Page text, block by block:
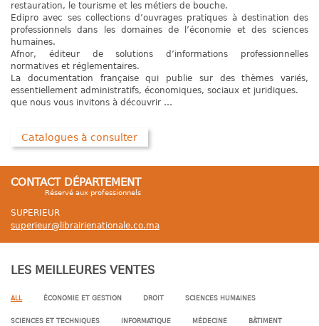
restauration, le tourisme et les métiers de bouche.
Edipro avec ses collections d’ouvrages pratiques à destination des
professionnels dans les domaines de l’économie et des sciences
humaines.
Afnor, éditeur de solutions d’informations professionnelles
normatives et réglementaires.
La documentation française qui publie sur des thèmes variés,
essentiellement administratifs, économiques, sociaux et juridiques.
que nous vous invitons à découvrir …
Catalogues à consulter
CONTACT DÉPARTEMENT
Réservé aux professionnels
SUPERIEUR
superieur@librairienationale.co.ma
LES MEILLEURES VENTES
ALL ÉCONOMIE ET GESTION DROIT SCIENCES HUMAINES
SCIENCES ET TECHNIQUES INFORMATIQUE MÉDECINE BÂTIMENT